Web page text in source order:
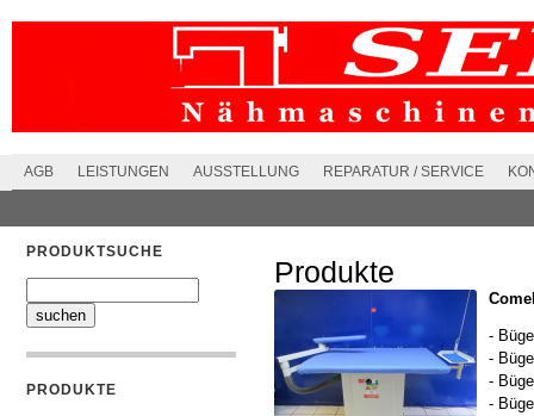
AGB LEISTUNGEN AUSSTELLUNG REPARATUR / SERVICE
PRODUKTSUCHE
PRODUKTE
Produkte
-
-
-
-